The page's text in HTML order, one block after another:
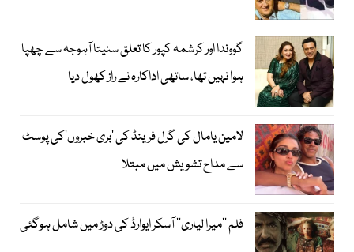
گووندا اور کرشمہ کپور کا تعلق سنیتا آہوجہ سے چھپا
ہوا نہیں تھا، ساتھی اداکارہ نے راز کھول دیا
لامین یامال کی گرل فرینڈ کی ’بری خبروں‘کی پوسٹ
سے مداح تشویش میں مبتلا
فلم ’’میرا لیاری‘‘ آسکر ایوارڈ کی دوڑ میں شامل ہوگئی